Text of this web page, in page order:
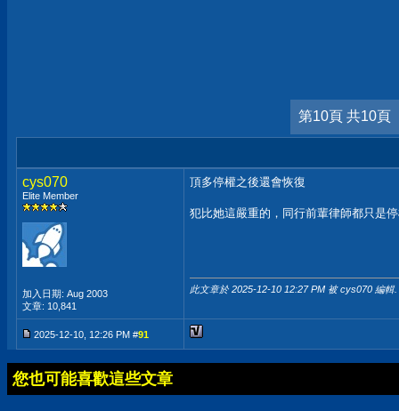
第10頁 共10頁
cys070
Elite Member
加入日期: Aug 2003
文章: 10,841
頂多停權之後還會恢復
犯比她這嚴重的，同行前輩律師都只是
此文章於 2025-12-10 12:27 PM 被 cys070 編輯.
2025-12-10, 12:26 PM #91
您也可能喜歡這些文章